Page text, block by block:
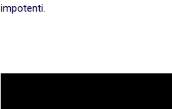
impotenti.